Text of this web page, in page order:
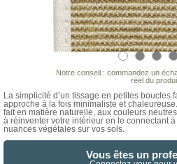
Notre conseil : commandez un
réel du
La simplicité d’un tissage en petites boucles
approche à la fois minimaliste et
fait en matière naturelle, aux couleurs
à réinventer votre intérieur en le connectant
nuances végétales sur vos sols.
Vous êtes un